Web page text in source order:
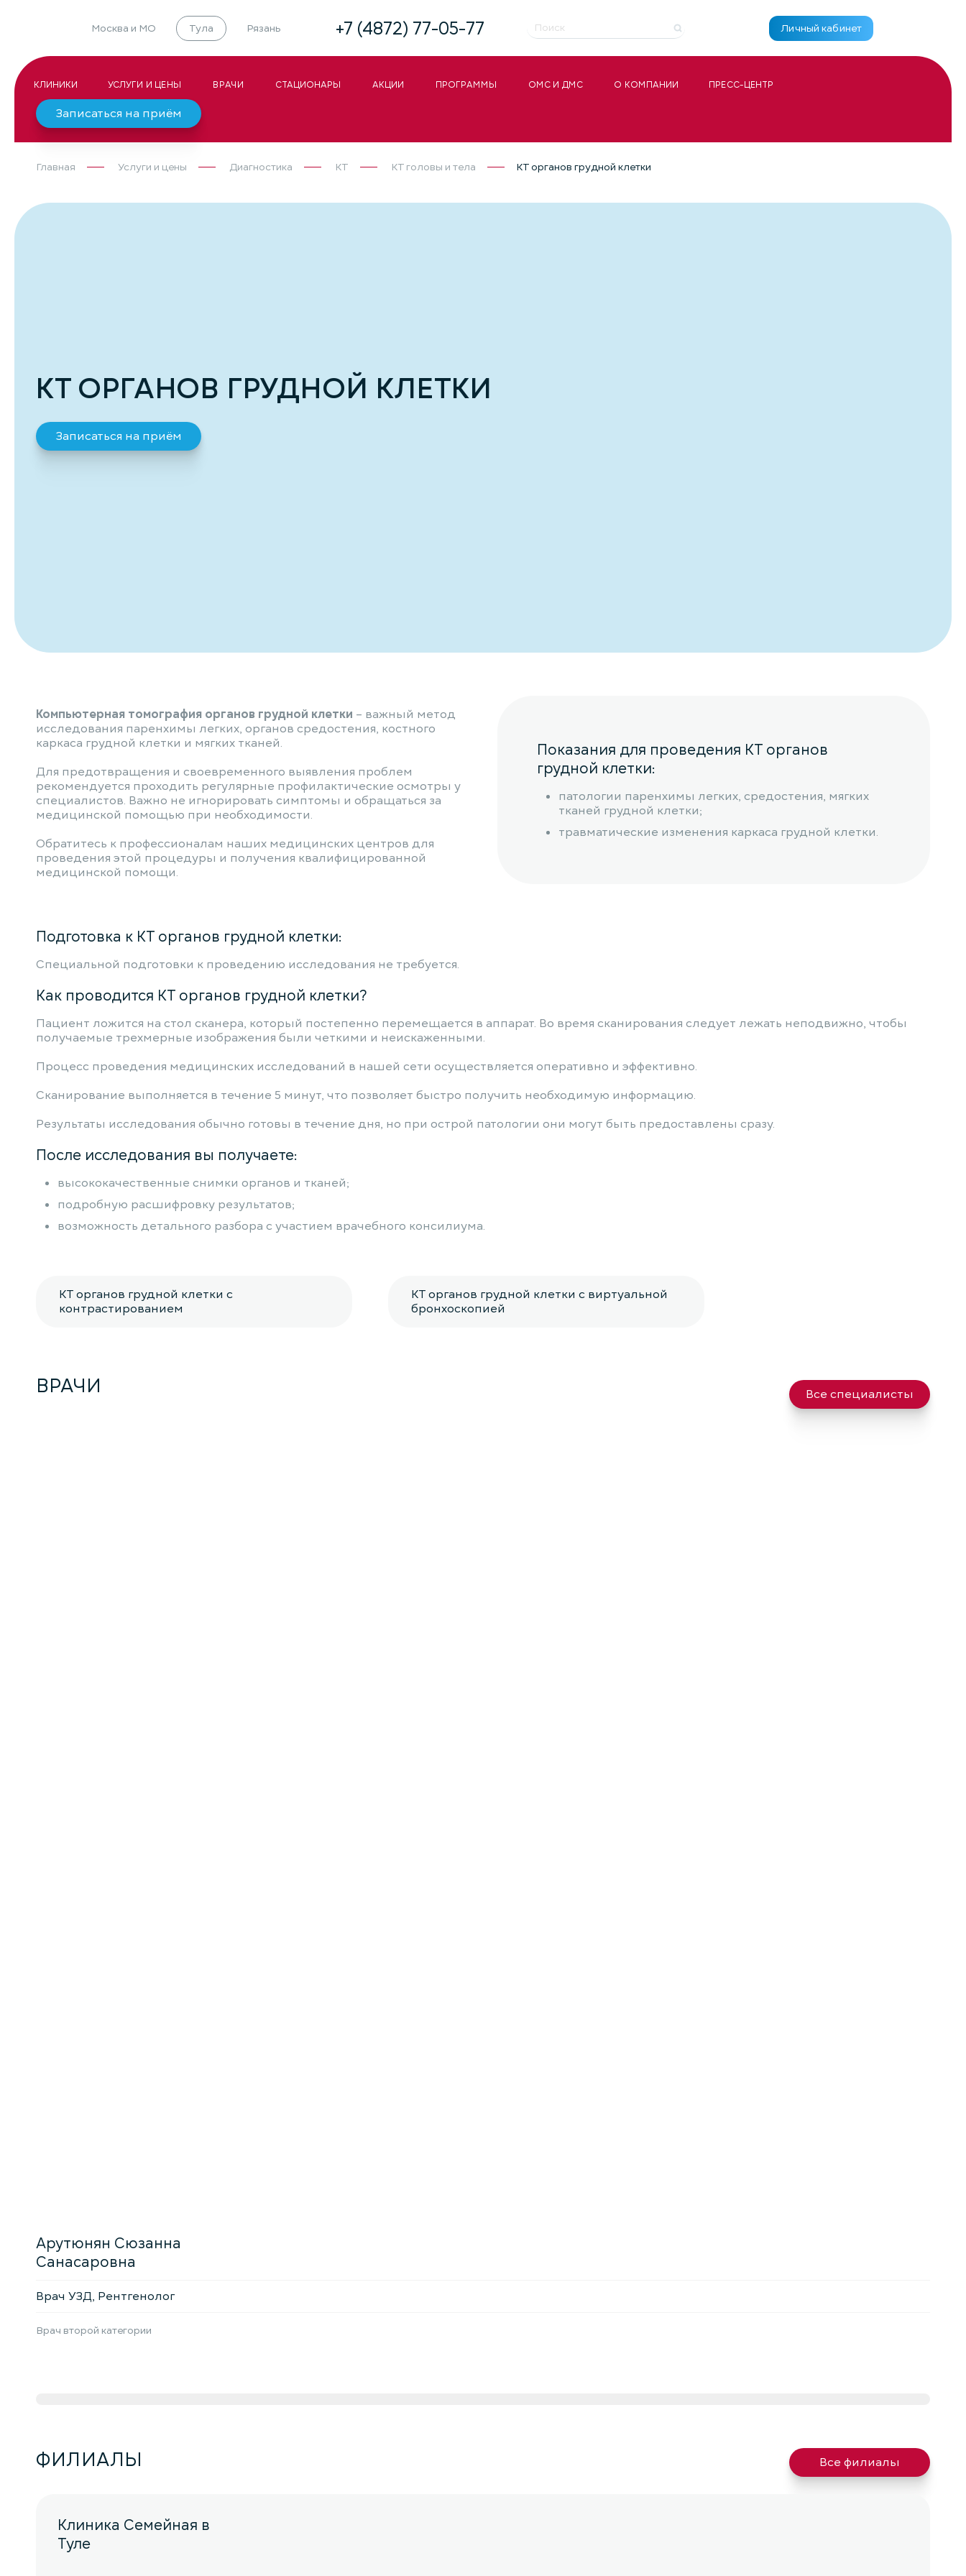
Москва и МО Тула Рязань +7 (4872) 77-05-77 Личный кабинет
КЛИНИКИ УСЛУГИ И ЦЕНЫ ВРАЧИ СТАЦИОНАРЫ АКЦИИ ПРОГРАММЫ ОМС И ДМС О КОМПАНИИ ПРЕСС-ЦЕНТР
Записаться на приём
Главная Услуги и цены Диагностика КТ КТ головы и тела КТ органов грудной клетки
КТ ОРГАНОВ ГРУДНОЙ КЛЕТКИ
Записаться на приём
Компьютерная томография органов грудной клетки – важный метод
исследования паренхимы легких, органов средостения, костного
каркаса грудной клетки и мягких тканей.
Для предотвращения и своевременного выявления проблем
рекомендуется проходить регулярные профилактические осмотры у
специалистов. Важно не игнорировать симптомы и обращаться за
медицинской помощью при необходимости.
Обратитесь к профессионалам наших медицинских центров для
проведения этой процедуры и получения квалифицированной
медицинской помощи.
Показания для проведения КТ органов
грудной клетки:
патологии паренхимы легких, средостения, мягких
тканей грудной клетки;
травматические изменения каркаса грудной клетки.
Подготовка к КТ органов грудной клетки:
Специальной подготовки к проведению исследования не требуется.
Как проводится КТ органов грудной клетки?
Пациент ложится на стол сканера, который постепенно перемещается в аппарат. Во время сканирования следует лежать неподвижно, чтобы
получаемые трехмерные изображения были четкими и неискаженными.
Процесс проведения медицинских исследований в нашей сети осуществляется оперативно и эффективно.
Сканирование выполняется в течение 5 минут, что позволяет быстро получить необходимую информацию.
Результаты исследования обычно готовы в течение дня, но при острой патологии они могут быть предоставлены сразу.
После исследования вы получаете:
высококачественные снимки органов и тканей;
подробную расшифровку результатов;
возможность детального разбора с участием врачебного консилиума.
КТ органов грудной клетки с
контрастированием
КТ органов грудной клетки с виртуальной
бронхоскопией
ВРАЧИ Все специалисты
Арутюнян Сюзанна
Санасаровна
Врач УЗД, Рентгенолог
Врач второй категории
ФИЛИАЛЫ Все филиалы
Клиника Семейная в
Туле